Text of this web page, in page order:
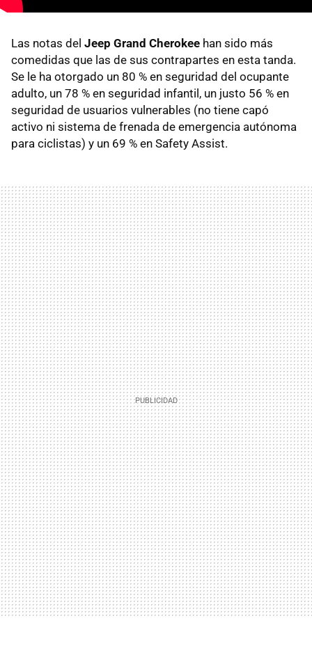
Las notas del Jeep Grand Cherokee han sido más
comedidas que las de sus contrapartes en esta tanda.
Se le ha otorgado un 80 % en seguridad del ocupante
adulto, un 78 % en seguridad infantil, un justo 56 % en
seguridad de usuarios vulnerables (no tiene capó
activo ni sistema de frenada de emergencia autónoma
para ciclistas) y un 69 % en Safety Assist.